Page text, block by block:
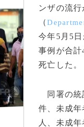
ンザの流
（
今年5月5
事例が合
死亡した。
同署の統
件、未成
人、未成年